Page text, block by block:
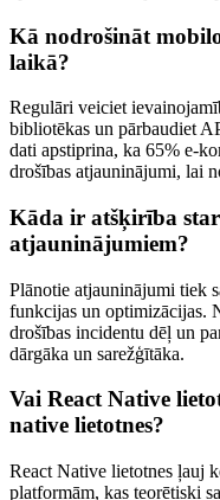
Kā nodrošināt
laikā?
Regulāri veiciet
bibliotēkas un pārbaudiet
dati apstiprina, ka 65% e-
drošības atjauninājumi, lai
Kāda ir atšķirība
atjauninājumiem?
Plānotie atjauninājumi tiek
funkcijas un optimizācijas.
drošības incidentu dēļ un
dārgāka un sarežģītāka.
Vai React Native
native lietotnes?
React Native lietotnes ļauj
platformām, kas teorētiski